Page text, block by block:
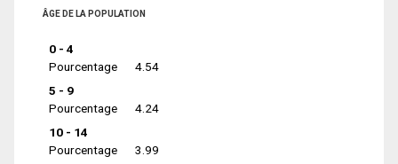
ÂGE DE LA POPULATION
0 - 4
Pourcentage
4.54
5 - 9
Pourcentage
4.24
10 - 14
Pourcentage
3.99